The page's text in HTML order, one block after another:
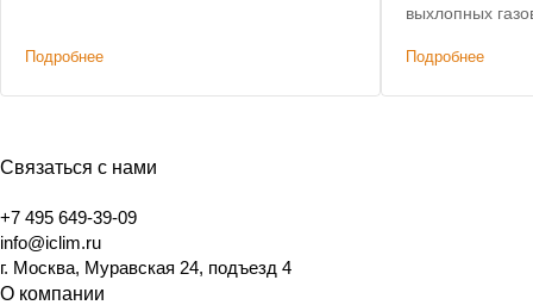
Подробнее
выхлопных
Подробнее
Связаться с нами
+7 495 649-39-09
info@iclim.ru
г. Москва, Муравская 24, подъезд 4
О компании